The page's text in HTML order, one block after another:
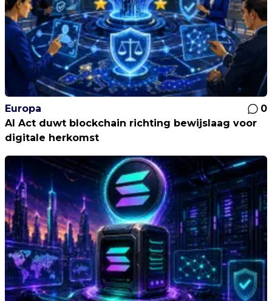
Europa
0
AI Act duwt blockchain richting bewijslaag voor
digitale herkomst